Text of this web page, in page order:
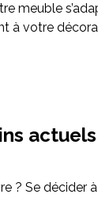
meuble
à votre
? Se décider à